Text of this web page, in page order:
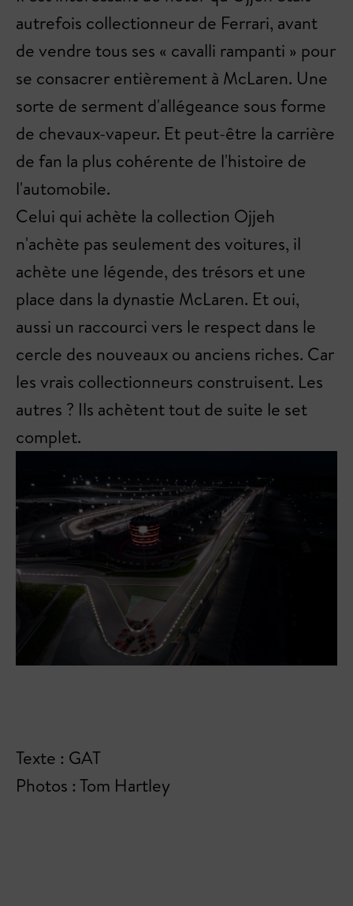
autrefois collectionneur de Ferrari, avant
de vendre tous ses « cavalli rampanti » pour
se consacrer entièrement à McLaren. Une
sorte de serment d'allégeance sous forme
de chevaux-vapeur. Et peut-être la carrière
de fan la plus cohérente de l'histoire de
l'automobile.
Celui qui achète la collection Ojjeh
n'achète pas seulement des voitures, il
achète une légende, des trésors et une
place dans la dynastie McLaren. Et oui,
aussi un raccourci vers le respect dans le
cercle des nouveaux ou anciens riches. Car
les vrais collectionneurs construisent. Les
autres ? Ils achètent tout de suite le set
complet.
Texte : GAT
Photos : Tom Hartley